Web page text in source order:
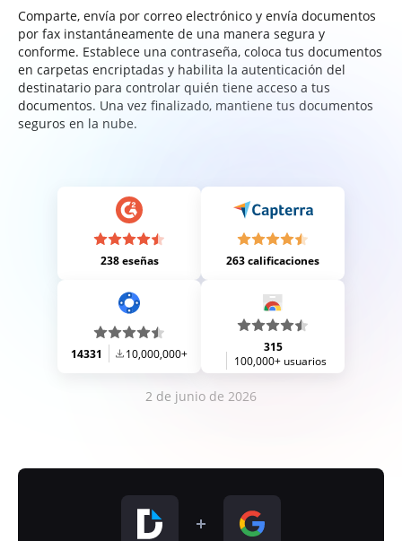
Comparte, envía por correo electrónico y envía documentos
por fax instantáneamente de una manera segura y
conforme. Establece una contraseña, coloca tus documentos
en carpetas encriptadas y habilita la autenticación del
destinatario para controlar quién tiene acceso a tus
documentos. Una vez finalizado, mantiene tus documentos
seguros en la nube.
238 eseñas 263 calificaciones
14331 10,000,000+
315
100,000+ usuarios
2 de junio de 2026